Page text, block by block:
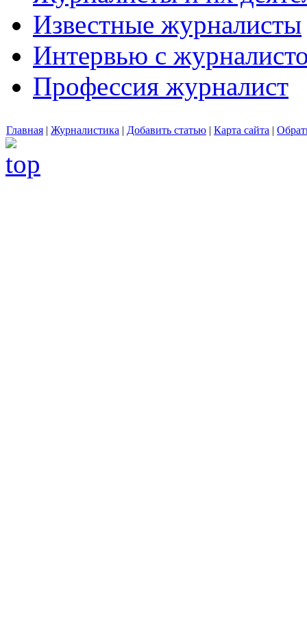
Известные журналисты
Интервью с
Профессия журналист
Главная | Журналистика | Добавить статью | Карта сайта |